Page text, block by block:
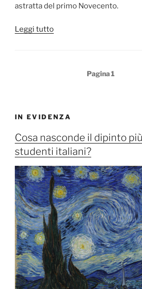
astratta del primo Novecento.
Leggi tutto“Monaco
Pagina1
IN EVIDENZA
Cosa nasconde il dipinto
studenti italiani?